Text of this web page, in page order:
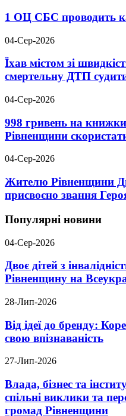
1 ОЦ СБС проводить
04-Сер-2026
Їхав містом зі
смертельну ДТП
04-Сер-2026
998 гривень на
Рівненщини
04-Сер-2026
Жителю Рівненщини
присвоєно звання
Популярні новини
04-Сер-2026
Двоє дітей з
Рівненщину на
28-Лип-2026
Від ідеї до бренду:
свою впізнаваність
27-Лип-2026
Влада, бізнес та
спільні виклики та
громад Рівненщини